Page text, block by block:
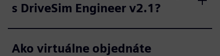
s DriveSim Engineer v2.1?
Ako virtuálne objednáte